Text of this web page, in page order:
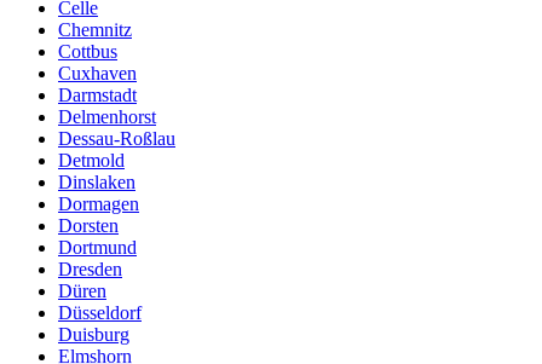
Celle
Chemnitz
Cottbus
Cuxhaven
Darmstadt
Delmenhorst
Dessau-Roßlau
Detmold
Dinslaken
Dormagen
Dorsten
Dortmund
Dresden
Düren
Düsseldorf
Duisburg
Elmshorn